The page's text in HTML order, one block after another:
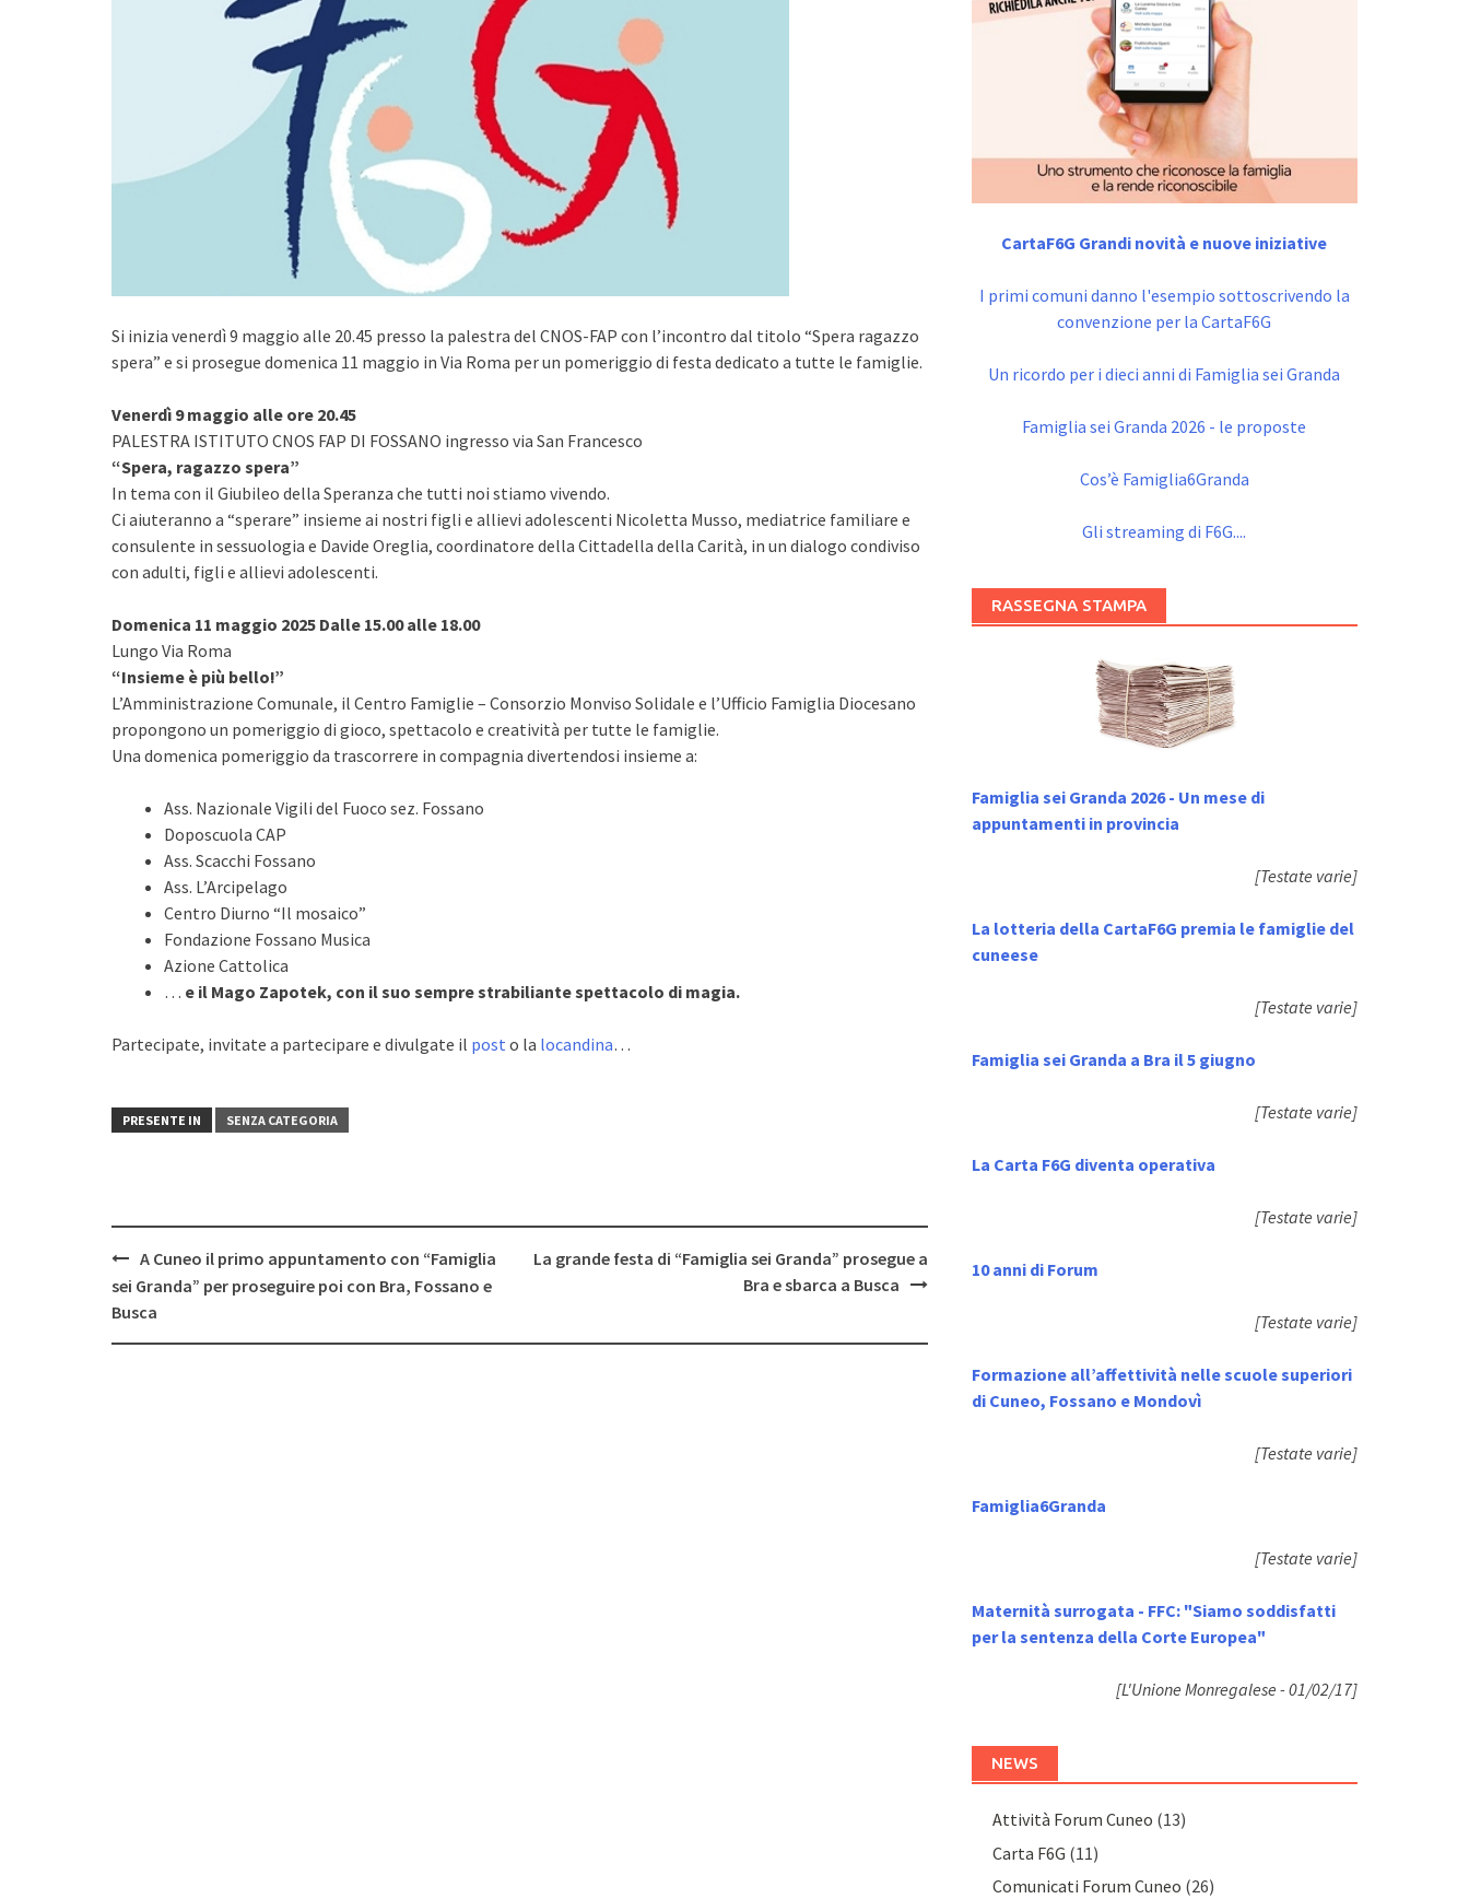
Si inizia venerdì 9 maggio alle 20.45 presso la palestra del CNOS-FAP con l’incontro dal titolo “Spera ragazzo
spera” e si prosegue domenica 11 maggio in Via Roma per un pomeriggio di festa dedicato a tutte le famiglie.
Venerdì 9 maggio alle ore 20.45
PALESTRA ISTITUTO CNOS FAP DI FOSSANO ingresso via San Francesco
“Spera, ragazzo spera”
In tema con il Giubileo della Speranza che tutti noi stiamo vivendo.
Ci aiuteranno a “sperare” insieme ai nostri figli e allievi adolescenti Nicoletta Musso, mediatrice familiare e
consulente in sessuologia e Davide Oreglia, coordinatore della Cittadella della Carità, in un dialogo condiviso
con adulti, figli e allievi adolescenti.
Domenica 11 maggio 2025 Dalle 15.00 alle 18.00
Lungo Via Roma
“Insieme è più bello!”
L’Amministrazione Comunale, il Centro Famiglie – Consorzio Monviso Solidale e l’Ufficio Famiglia Diocesano
propongono un pomeriggio di gioco, spettacolo e creatività per tutte le famiglie.
Una domenica pomeriggio da trascorrere in compagnia divertendosi insieme a:
Ass. Nazionale Vigili del Fuoco sez. Fossano
Doposcuola CAP
Ass. Scacchi Fossano
Ass. L’Arcipelago
Centro Diurno “Il mosaico”
Fondazione Fossano Musica
Azione Cattolica
… e il Mago Zapotek, con il suo sempre strabiliante spettacolo di magia.
Partecipate, invitate a partecipare e divulgate il post o la locandina…
PRESENTE IN SENZA CATEGORIA
Post
navigation
A Cuneo il primo appuntamento con “Famiglia
sei Granda” per proseguire poi con Bra, Fossano e
Busca
La grande festa di “Famiglia sei Granda” prosegue a
Bra e sbarca a Busca
CartaF6G Grandi novità e nuove iniziative
I primi comuni danno l'esempio sottoscrivendo la
convenzione per la CartaF6G
Un ricordo per i dieci anni di Famiglia sei Granda
Famiglia sei Granda 2026 - le proposte
Cos’è Famiglia6Granda
Gli streaming di F6G....
RASSEGNA STAMPA
Famiglia sei Granda 2026 - Un mese di
appuntamenti in provincia
[Testate varie]
La lotteria della CartaF6G premia le famiglie del
cuneese
[Testate varie]
Famiglia sei Granda a Bra il 5 giugno
[Testate varie]
La Carta F6G diventa operativa
[Testate varie]
10 anni di Forum
[Testate varie]
Formazione all’affettività nelle scuole superiori
di Cuneo, Fossano e Mondovì
[Testate varie]
Famiglia6Granda
[Testate varie]
Maternità surrogata - FFC: "Siamo soddisfatti
per la sentenza della Corte Europea"
[L'Unione Monregalese - 01/02/17]
NEWS
Attività Forum Cuneo (13)
Carta F6G (11)
Comunicati Forum Cuneo (26)